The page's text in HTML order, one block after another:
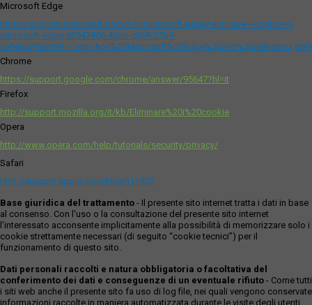
Microsoft Edge
https://support.microsoft.com/it-it/microsoft-edge/eliminare-i-cookie-in-
microsoft-edge-63947406-40ac-c3b8-57b9-
Chrome
https://support.google.com/chrome/answer/95647?hl=it
Firefox
http://support.mozilla.org/it/kb/Eliminare%20i%20cookie
Opera
http://www.opera.com/help/tutorials/security/privacy/
Safari
http://support.apple.com/kb/ph11920
Base giuridica del trattamento - Il presente sito internet tratta i dati in base
al consenso. Con l'uso o la consultazione del presente sito internet
l’interessato acconsente implicitamente alla possibilità di memorizzare solo i
cookie strettamente necessari (di seguito “cookie tecnici”) per il
funzionamento di questo sito.
Dati personali raccolti e natura obbligatoria o facoltativa del
conferimento dei dati e conseguenze di un eventuale rifiuto - Come tutti
i siti web anche il presente sito fa uso di log file, nei quali vengono conservate
informazioni raccolte in maniera automatizzata durante le visite degli utenti.